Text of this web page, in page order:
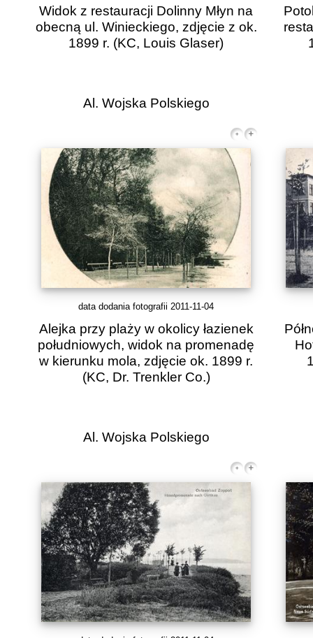
Widok z restauracji Dolinny Młyn na
obecną ul. Winieckiego, zdjęcie z ok.
1899 r. (KC, Louis Glaser)
Al. Wojska Polskiego
data dodania fotografii 2011-11-04
Alejka przy plaży w okolicy łazienek
południowych, widok na promenadę
w kierunku mola, zdjęcie ok. 1899 r.
(KC, Dr. Trenkler Co.)
Al. Wojska Polskiego